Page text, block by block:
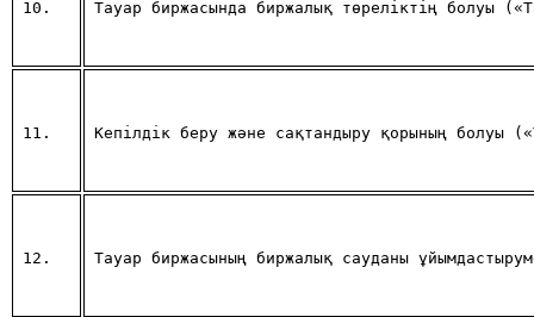
10. Тауар биржасында биржалық төрелiктiң болуы
11. Кепiлдiк беру және сақтандыру қорының болуы
12. Тауар биржасының биржалық сауданы